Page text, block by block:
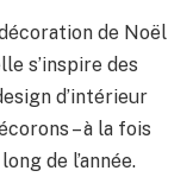
de Noël
s’inspire des
d’intérieur
– à la fois
de l’année.